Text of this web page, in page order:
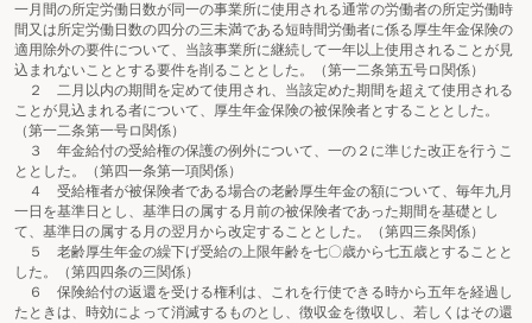
一月間の所定労働日数が同一の事業所に使用される通常の労働者の所定労働時
間又は所定労働日数の四分の三未満である短時間労働者に係る厚生年金保険の
適用除外の要件について、当該事業所に継続して一年以上使用されることが見
込まれないこととする要件を削ることとした。（第一二条第五号ロ関係）
２ 二月以内の期間を定めて使用され、当該定めた期間を超えて使用される
ことが見込まれる者について、厚生年金保険の被保険者とすることとした。
（第一二条第一号ロ関係）
３ 年金給付の受給権の保護の例外について、一の２に準じた改正を行うこ
ととした。（第四一条第一項関係）
４ 受給権者が被保険者である場合の老齢厚生年金の額について、毎年九月
一日を基準日とし、基準日の属する月前の被保険者であった期間を基礎とし
て、基準日の属する月の翌月から改定することとした。（第四三条関係）
５ 老齢厚生年金の繰下げ受給の上限年齢を七〇歳から七五歳とすることと
した。（第四四条の三関係）
６ 保険給付の返還を受ける権利は、これを行使できる時から五年を経過し
たときは、時効によって消滅するものとし、徴収金を徴収し、若しくはその還